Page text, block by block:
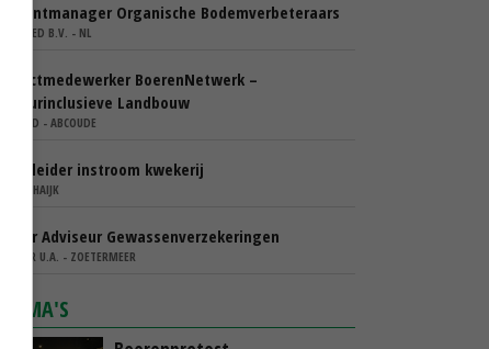
Accountmanager Organische Bodemverbeteraars
COMGOED B.V. - NL
Projectmedewerker BoerenNetwerk –
Natuurinclusieve Landbouw
WIJ.LAND - ABCOUDE
Teamleider instroom kwekerij
IBN - SCHAIJK
Senior Adviseur Gewassenverzekeringen
AGRIVER U.A. - ZOETERMEER
THEMA'S